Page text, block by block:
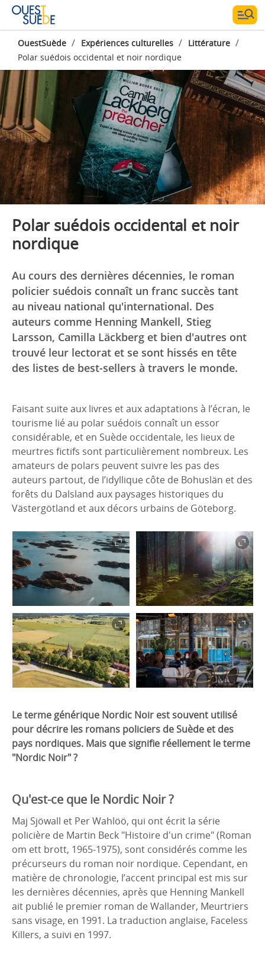
OuestSuède / Expériences culturelles / Littérature /
Polar suédois occidental et noir nordique
Photographe:
Polar suédois occidental et noir
nordique
Au cours des dernières décennies, le roman
policier suédois connaît un franc succès tant
au niveau national qu'international. Des
auteurs comme Henning Mankell, Stieg
Larsson, Camilla Läckberg et bien d'autres ont
trouvé leur lectorat et se sont hissés en tête
des listes de best-sellers à travers le monde.
Faisant suite aux livres et aux adaptations à l’écran, le
tourisme lié au polar suédois connaît un essor
considérable, et en Suède occidentale, les lieux de
meurtres fictifs sont particulièrement nombreux. Les
amateurs de polars peuvent suivre les pas des
auteurs partout, de l’idyllique côte de Bohuslän et des
forêts du Dalsland aux paysages historiques du
Västergötland et aux décors urbains de Göteborg.
Le terme générique Nordic Noir est souvent utilisé
pour décrire les romans policiers de Suède et des
pays nordiques. Mais que signifie réellement le terme
"Nordic Noir" ?
Qu'est-ce que le Nordic Noir ?
Maj Sjöwall et Per Wahlöö, qui ont écrit la série
policière de Martin Beck "Histoire d'un crime" (Roman
om ett brott, 1965-1975), sont considérés comme les
précurseurs du roman noir nordique. Cependant, en
matière de chronologie, l’accent principal est mis sur
les dernières décennies, après que Henning Mankell
ait publié le premier roman de Wallander, Meurtriers
sans visage, en 1991. La traduction anglaise, Faceless
Killers, a suivi en 1997.